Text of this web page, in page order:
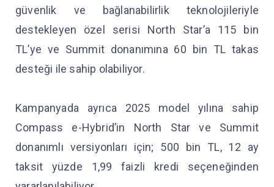
güvenlik ve bağlanabilirlik teknolojileriyle
destekleyen özel serisi North Star’a 115 bin
TL’ye ve Summit donanımına 60 bin TL takas
desteği ile sahip olabiliyor.
Kampanyada ayrıca 2025 model yılına sahip
Compass e-Hybrid’in North Star ve Summit
donanımlı versiyonları için; 500 bin TL, 12 ay
taksit yüzde 1,99 faizli kredi seçeneğinden